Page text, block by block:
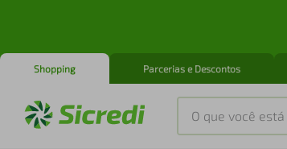
Shopping Parcerias e Descontos
O que você está